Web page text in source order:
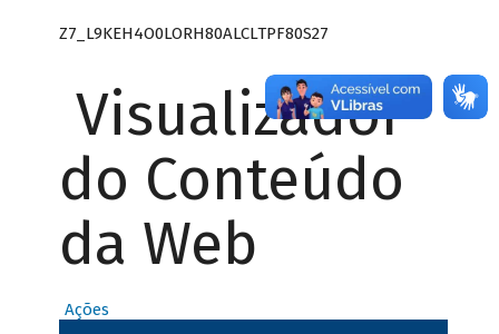
Z7_L9KEH4O0LORH80ALCLTPF80S27
Visualizador
do Conteúdo
da Web
Ações